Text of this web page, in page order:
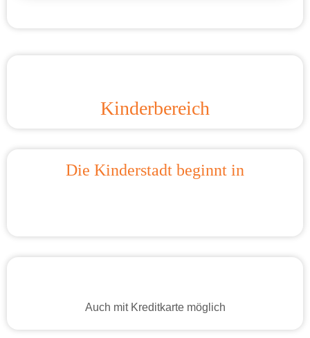
Kinderbereich
Die Kinderstadt beginnt in
Auch mit Kreditkarte möglich